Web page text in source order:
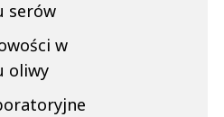
serów
w
oliwy